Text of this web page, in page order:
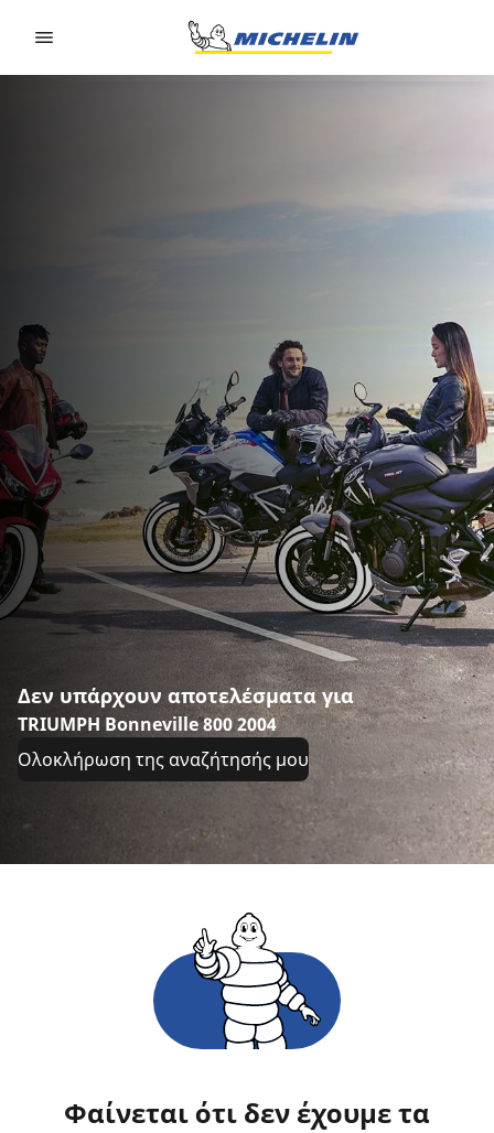
Δεν υπάρχουν αποτελέσματα για
TRIUMPH Bonneville 800 2004
Ολοκλήρωση της αναζήτησής μου
Φαίνεται ότι δεν έχουμε τα